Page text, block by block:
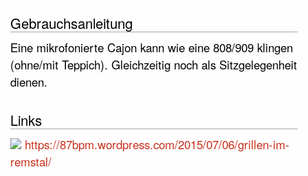
Gebrauchsanleitung
Eine mikrofonierte Cajon kann wie eine 808/909 klingen
(ohne/mit Teppich). Gleichzeitig noch als Sitzgelegenheit
dienen.
Links
https://87bpm.wordpress.com/2015/07/06/grillen-im-
remstal/